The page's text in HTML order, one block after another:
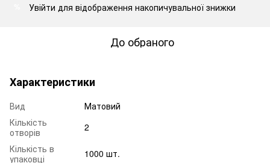
Увійти для відображення накопичувальної знижки
До обраного
Характеристики
Вид
Матовий
Кількість
отворів
2
Кількість в
упаковці
1000 шт.